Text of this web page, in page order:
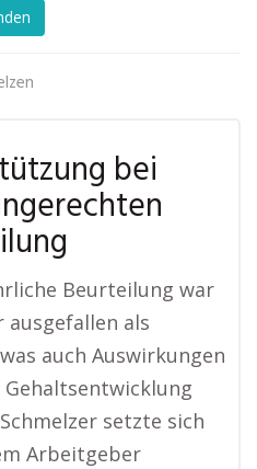
bei
Beurteilung war
ausgefallen als
auch Auswirkungen
setzte sich
Arbeitgeber